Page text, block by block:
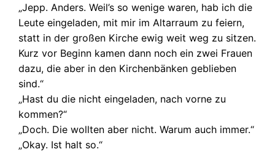
„Jepp. Anders. Weil’s so wenige waren, hab ich die
Leute eingeladen, mit mir im Altarraum zu feiern,
statt in der großen Kirche ewig weit weg zu sitzen.
Kurz vor Beginn kamen dann noch ein zwei Frauen
dazu, die aber in den Kirchenbänken geblieben
sind.“
„Hast du die nicht eingeladen, nach vorne zu
kommen?“
„Doch. Die wollten aber nicht. Warum auch immer.“
„Okay. Ist halt so.“